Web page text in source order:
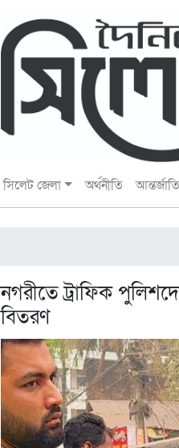
সিলেট জেলা অর্থনীতি
নগরীতে ট্রাফিক
বিতরণ